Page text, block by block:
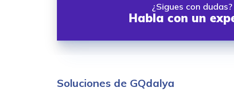
¿Sigues con dudas?
Habla con un
Soluciones de GQdalya